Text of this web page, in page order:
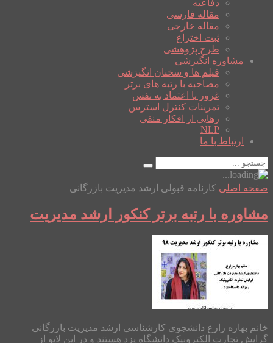
دفاعیه
مقاله فارسی
مقاله خارجی
ثبت اختراع
طرح پژوهشی
مشاوره انگیزشی
فیلم ها و سخنان انگیزشی
مصاحبه با رتبه های برتر
غرور یا اعتماد به نفس
تمرینات کنترل استرس
رهایی از افکار منفی
NLP
ارتباط با ما
صفحه اصلی کارنامه قبولی ارشد مدیریت بازرگانی
مشاوره با رتبه برتر کنکور ارشد مدیریت
خانم بهاره زارع دانشجوی کارشناسی ارشد مدیریت بازرگانی
گرایش تجارت الکترونیک دانشگاه یزد هستند و در این لایو از